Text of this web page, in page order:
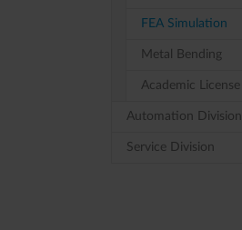
FEA Simulation
Metal Bending
Academic License
Automation Division
Service Division